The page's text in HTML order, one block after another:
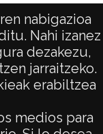
nabigazioa
Nahi izanez
dezakezu,
jarraitzeko.
erabiltzea
medios para